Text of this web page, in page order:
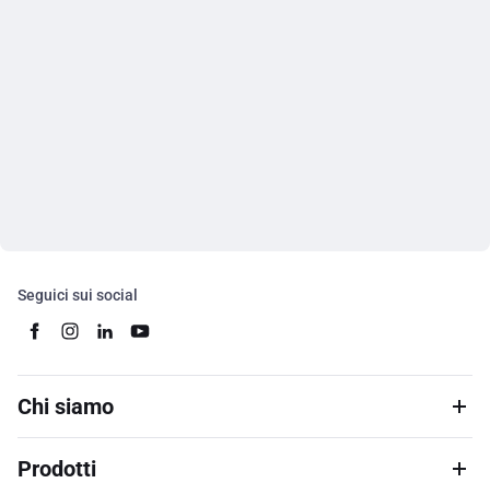
Seguici sui social
Chi siamo
Prodotti